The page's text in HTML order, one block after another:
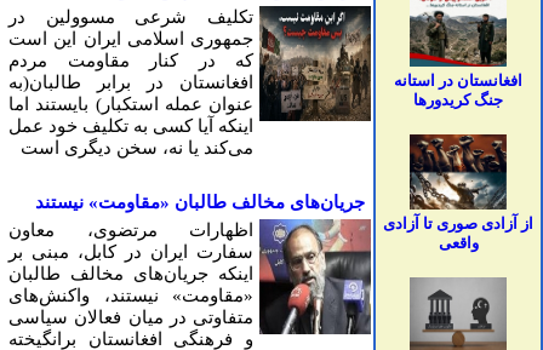
افغانستان در استانه
جنگ کریدورها
از آزادی صوری تا آزادی
واقعی
تکلیف شرعی مسوولین در
جمهوری اسلامی ایران این است
که در کنار مقاومت مردم
افغانستان در برابر طالبان(به
عنوان عمله استکبار) بایستند اما
اینکه آیا کسی به تکلیف خود عمل
می‌کند یا نه، سخن دیگری است
جریان‌های مخالف طالبان «مقاومت» نیستند
اظهارات مرتضوی، معاون
سفارت ایران در کابل، مبنی بر
اینکه جریان‌های مخالف طالبان
«مقاومت» نیستند، واکنش‌های
متفاوتی در میان فعالان سیاسی
و فرهنگی افغانستان برانگیخته